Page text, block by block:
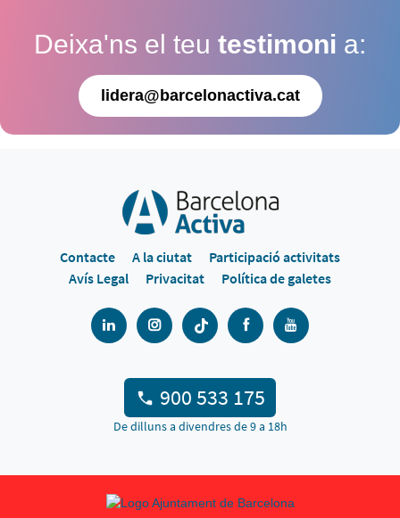
Deixa'ns el teu testimoni a:
lidera@barcelonactiva.cat
Contacte A la ciutat
Participació activitats
Avís Legal
Privacitat Política de galetes
900 533 175
De dilluns a divendres de 9 a 18h